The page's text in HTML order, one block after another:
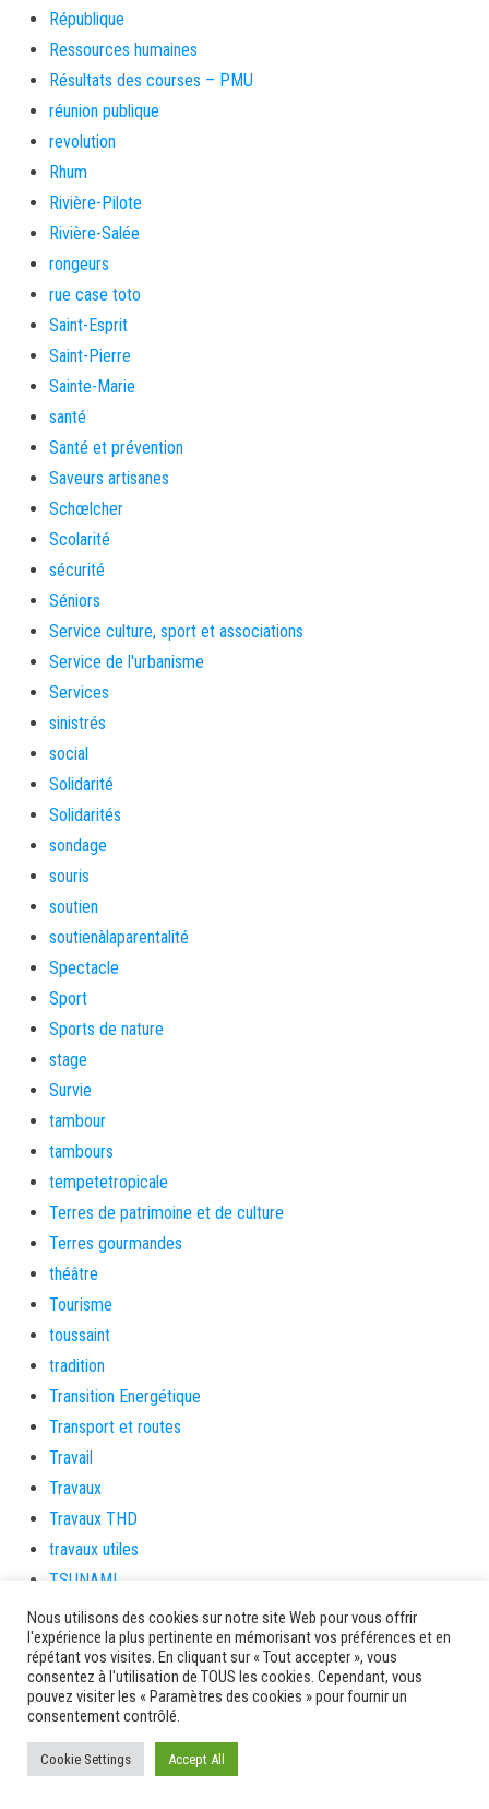
République
Ressources humaines
Résultats des courses – PMU
réunion publique
revolution
Rhum
Rivière-Pilote
Rivière-Salée
rongeurs
rue case toto
Saint-Esprit
Saint-Pierre
Sainte-Marie
santé
Santé et prévention
Saveurs artisanes
Schœlcher
Scolarité
sécurité
Séniors
Service culture, sport et associations
Service de l'urbanisme
Services
sinistrés
social
Solidarité
Solidarités
sondage
souris
soutien
soutienàlaparentalité
Spectacle
Sport
Sports de nature
stage
Survie
tambour
tambours
tempetetropicale
Terres de patrimoine et de culture
Terres gourmandes
théâtre
Tourisme
toussaint
tradition
Transition Energétique
Transport et routes
Travail
Travaux
Travaux THD
travaux utiles
TSUNAMI
TZCLD
uncategorized
Venir en Martinique
Video
Vie Municipale
Nous utilisons des cookies sur notre site Web pour vous offrir
l'expérience la plus pertinente en mémorisant vos préférences et en
répétant vos visites. En cliquant sur « Tout accepter », vous
consentez à l'utilisation de TOUS les cookies. Cependant, vous
pouvez visiter les « Paramètres des cookies » pour fournir un
consentement contrôlé.
Cookie Settings Accept All